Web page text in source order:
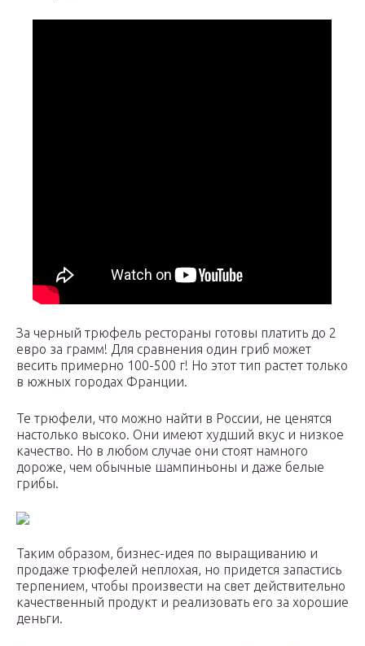
За черный трюфель рестораны готовы платить до 2
евро за грамм! Для сравнения один гриб может
весить примерно 100-500 г! Но этот тип растет только
в южных городах Франции.
Те трюфели, что можно найти в России, не ценятся
настолько высоко. Они имеют худший вкус и низкое
качество. Но в любом случае они стоят намного
дороже, чем обычные шампиньоны и даже белые
грибы.
Таким образом, бизнес-идея по выращиванию и
продаже трюфелей неплохая, но придется запастись
терпением, чтобы произвести на свет действительно
качественный продукт и реализовать его за хорошие
деньги.